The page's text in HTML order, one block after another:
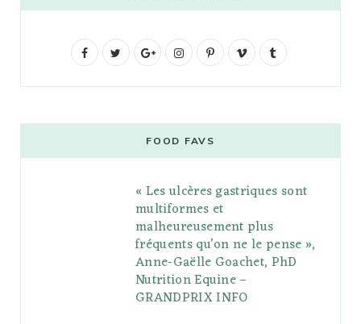
F
b
t
G
g
l
e
P
l
s
I
t
a
g
r
a
m
P
e
r
e
s
V
o
l
r
FOOD FAVS
« Les ulcères gastriques sont
multiformes et
malheureusement plus
fréquents qu’on ne le pense »,
Anne-Gaëlle Goachet, PhD
Nutrition Equine –
GRANDPRIX INFO